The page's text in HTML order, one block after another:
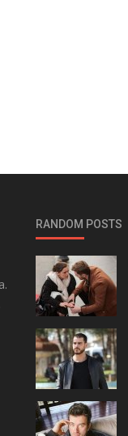
RANDOM POSTS